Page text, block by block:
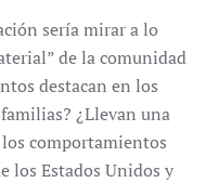
sería mirar a lo
de la comunidad
destacan en los
¿Llevan una
comportamientos
los Estados Unidos y